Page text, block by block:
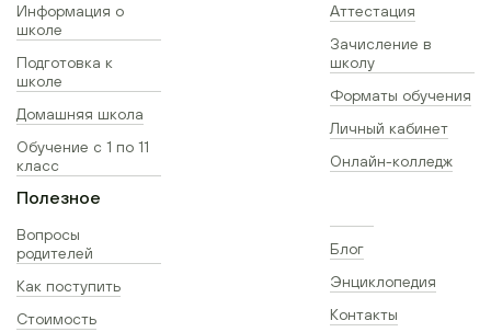
Информация о
школе
Подготовка к
школе
Домашняя школа
Обучение с 1 по 11
класс
Аттестация
Зачисление в
школу
Форматы обучения
Личный кабинет
Онлайн-колледж
Полезное
Вопросы
родителей
Как поступить
Стоимость
Блог
Энциклопедия
Контакты